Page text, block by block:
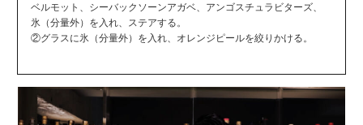
ベルモット、シーバックソーンアガベ、アンゴスチュラビターズ、
氷（分量外）を入れ、ステアする。
②グラスに氷（分量外）を入れ、オレンジピールを絞りかける。